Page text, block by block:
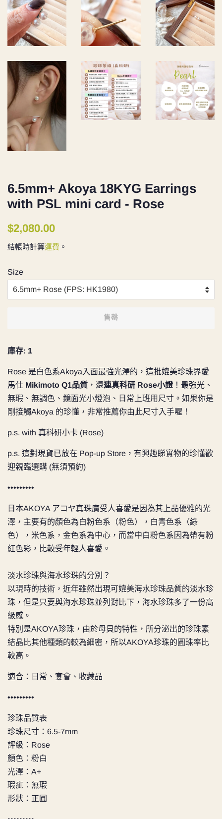
6.5mm+ Akoya 18KYG Earrings
with PSL mini card - Rose
定
$2,080.00
結帳時計算運費 。
Size
售罄
庫存: 1
Rose 是白色系Akoya入面最強光澤的，這批媲美珍珠界愛
馬仕 Mikimoto Q1品質 ，還連真科研 Rose小證 ！最強光、
無瑕、無調色、鏡面光小燈泡、日常上班用尺寸。如果你是
剛接觸Akoya 的珍懂，非常推薦你由此尺寸入手喔！
p.s. with 真科研小卡 (Rose)
p.s. 這對現貨已放在 Pop-up Store，有興趣睇實物的珍懂歡
迎親臨選購 (無須預約)
•••••••••
日本AKOYA アコヤ真珠廣受人喜愛是因為其上品優雅的光
澤，主要有的顏色為白粉色系（粉色），白青色系（綠
色），米色系，金色系為中心，而當中白粉色系因為帶有粉
紅色彩，比較受年輕人喜愛。
淡水珍珠與海水珍珠的分別？
以現時的技術，近年雖然出現可媲美海水珍珠品質的淡水珍
珠，但是只要與海水珍珠並列對比下，海水珍珠多了一份高
級感。
特別是AKOYA珍珠，由於母貝的特性，所分泌出的珍珠素
結晶比其他種類的較為細密，所以AKOYA珍珠的圓珠率比
較高。
適合：日常、宴會、收藏品
•••••••••
珍珠品質表
珍珠尺寸：6.5-7mm
評級：Rose
顏色：粉白
光澤：A+
瑕疵：無瑕
形狀：正圓